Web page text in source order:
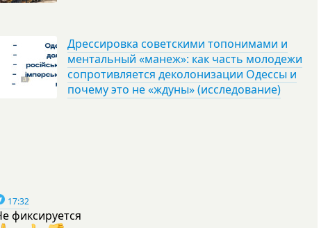
Дрессировка советскими топонимами и
ментальный «манеж»: как часть молодежи
сопротивляется деколонизации Одессы и
почему это не «ждуны» (исследование)
17:32
фиксируется